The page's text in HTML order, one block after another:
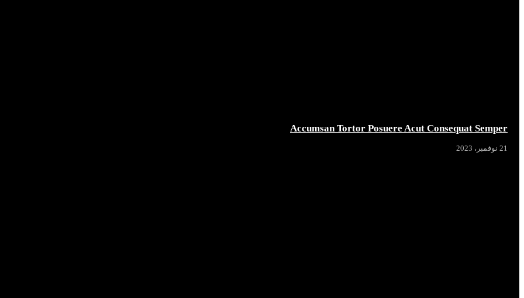
Accumsan Tortor Posuere Acut Consequat Semper
21 نوفمبر، 2023